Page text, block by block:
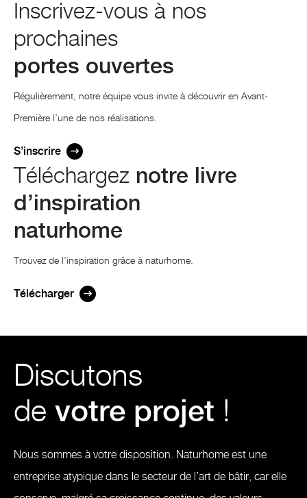
Inscrivez-vous à nos
prochaines
portes ouvertes
Régulièrement, notre équipe vous invite à découvrir en Avant-
Première l’une de nos réalisations.
S’inscrire
Téléchargez notre livre
d’inspiration
naturhome
Trouvez de l’inspiration grâce à naturhome.
Télécharger
Discutons
de votre projet !
Nous sommes à votre disposition. Naturhome est une
entreprise atypique dans le secteur de l’art de bâtir, car elle